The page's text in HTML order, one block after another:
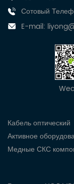
Сотовый
E-mail:
Кабель оптический
Активное
Медные СКС